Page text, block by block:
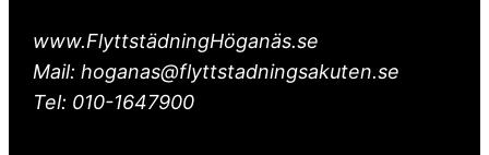
www.FlyttstädningHöganäs.se
Mail: hoganas@flyttstadningsakuten.se
Tel: 010-1647900